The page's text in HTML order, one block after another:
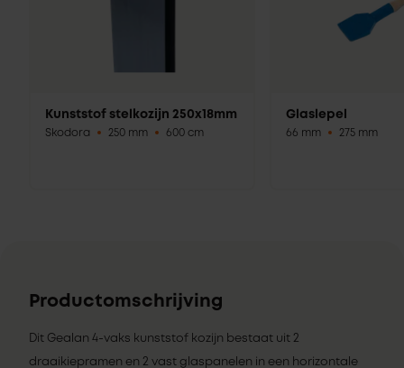
Kunststof stelkozijn 250x18mm
Skodora 250 mm 600 cm
Glaslepel
66 mm 275 mm
Productomschrijving
Dit Gealan 4-vaks kunststof kozijn bestaat uit 2
draaikiepramen en 2 vast glaspanelen in een horizontale